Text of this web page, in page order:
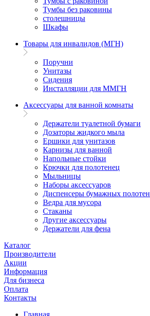
Тумбы без раковины
столешницы
Шкафы
Товары для инвалидов (МГН)
Поручни
Унитазы
Сидения
Инсталляции для ММГН
Аксессуары для ванной комнаты
Держатели туалетной бумаги
Дозаторы жидкого мыла
Ершики для унитазов
Карнизы для ванной
Напольные стойки
Крючки для полотенец
Мыльницы
Наборы аксессуаров
Диспенсеры бумажных
Ведра для мусора
Стаканы
Другие аксессуары
Держатели для фена
Каталог
Производители
Акции
Информация
Для бизнеса
Оплата
Контакты
Главная